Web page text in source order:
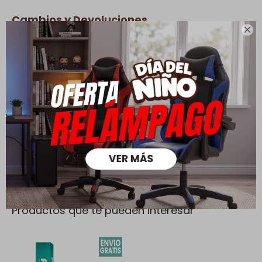

Cambios y Devoluciones
Todas las compras realizadas tienen un plazo de 5 días para
su cambio.
Medios de pago
Productos que te pueden interesar